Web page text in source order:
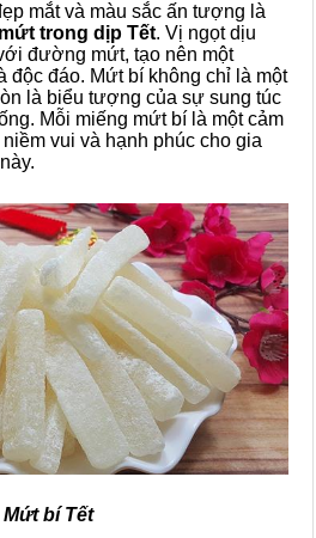
mắt và màu sắc ấn tượng là
trong dịp Tết. Vị ngọt dịu
đường mứt, tạo nên một
độc đáo. Mứt bí không chỉ là một
là biểu tượng của sự sung túc
Mỗi miếng mứt bí là một cảm
vui và hạnh phúc cho gia
Mứt bí Tết